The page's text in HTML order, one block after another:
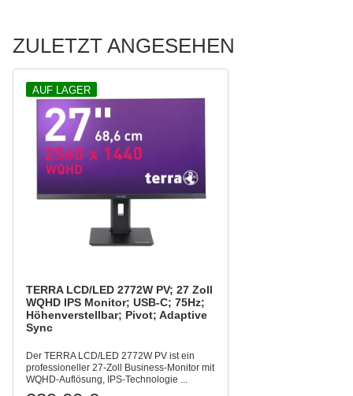
ZULETZT ANGESEHEN
AUF LAGER
TERRA LCD/LED 2772W PV; 27 Zoll
WQHD IPS Monitor; USB-C; 75Hz;
Höhenverstellbar; Pivot; Adaptive
Sync
Der TERRA LCD/LED 2772W PV ist ein
professioneller 27-Zoll Business-Monitor mit
WQHD-Auflösung, IPS-Technologie ...